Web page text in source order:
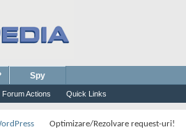
Forum Actions Quick Links
Spy
Optimizare/Rezolvare request-uri!